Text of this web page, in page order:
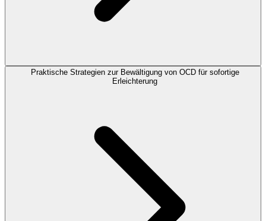
Praktische Strategien zur Bewältigung von OCD für sofortige
Erleichterung